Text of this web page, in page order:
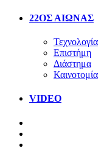
22ΟΣ ΑΙΩΝΑΣ
Τεχνολογία
Επιστήμη
Διάστημα
Καινοτομία
VIDEO